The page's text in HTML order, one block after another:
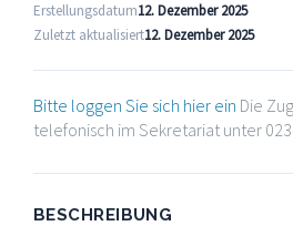
Erstellungsdatum12. Dezember 2025
Zuletzt aktualisiert12. Dezember 2025
Bitte loggen Sie sich hier ein Die
telefonisch im Sekretariat unter
BESCHREIBUNG